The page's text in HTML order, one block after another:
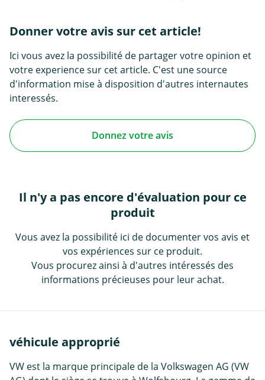
Donner votre avis sur cet article!
Ici vous avez la possibilité de partager votre opinion et
votre experience sur cet article. C'est une source
d'information mise à disposition d'autres internautes
interessés.
Donnez votre avis
Il n'y a pas encore d'évaluation pour ce
produit
Vous avez la possibilité ici de documenter vos avis et
vos expériences sur ce produit.
Vous procurez ainsi à d'autres intéressés des
informations précieuses pour leur achat.
véhicule approprié
VW est la marque principale de la Volkswagen AG (VW